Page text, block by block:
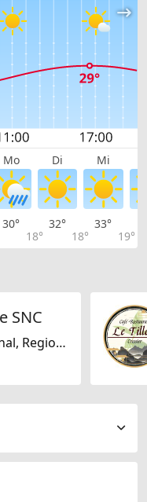
Mo Di Mi
30°
18°
32°
18°
33°
19°
SNC
Französisch, Saisonal, Regional, Glutenfrei, Laktosefrei, Sojafrei